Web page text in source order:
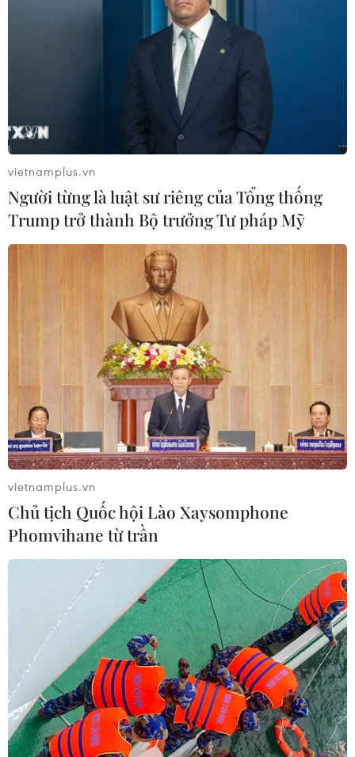
TIN CÙNG CHUYÊN MỤC
Người từng là luật sư riêng của Tổng
thống Trump trở thành Bộ trưởng Tư
vietnamplus.vn
Người từng là luật sư riêng của Tổng thống
Trump trở thành Bộ trưởng Tư pháp Mỹ
vietnamplus.vn
Chủ tịch Quốc hội Lào Xaysomphone
Phomvihane từ trần